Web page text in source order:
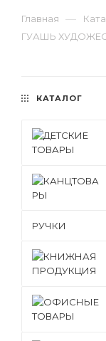
Главная —
ГУАШЬ
КАТАЛОГ
РУЧКИ